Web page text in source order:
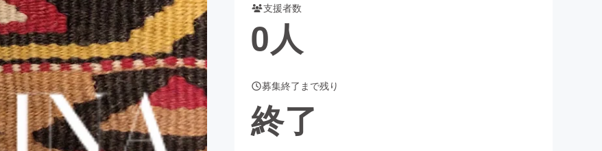
チャレンジ ビューティー・ヘルスケア
CAMPFIRE for Social GoodCAMPFIRE Creation
CAMPFIREふるさと納税 machi-yaコミュニティ
支援者数
0人
募集終了まで残り
終了